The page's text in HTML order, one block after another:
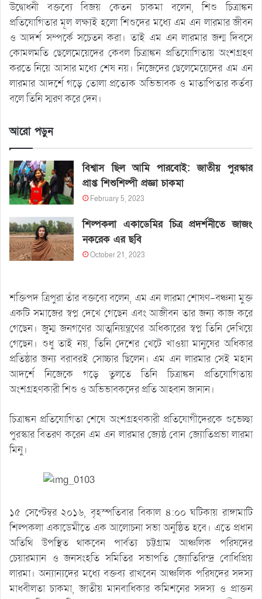
উদ্বোধনী বক্তব্যে বিজয় কেতন চাকমা বলেন, শিশু চিত্রাঙ্কন
প্রতিযোগিতার মূল লক্ষ্যই হলো শিশুদের মধ্যে এম এন লারমার জীবন
ও আদর্শ সম্পর্কে সচেতন করা। তাই এম এন লারমার জন্ম দিবসে
কোমলমতি ছেলেমেয়েদের কেবল চিত্রাঙ্কন প্রতিযোগিতায় অংশগ্রহণ
করতে নিয়ে আসার মধ্যে শেষ নয়। নিজেদের ছেলেমেয়েদের এম এন
লারমার আদর্শে গড়ে তোলা প্রত্যেক অভিভাবক ও মাতাপিতার কর্তব্য
বলে তিনি স্মরণ করে দেন।
আরো পড়ুন
বিশ্বাস ছিল আমি পারবোই: জাতীয় পুরস্কার
প্রাপ্ত শিশুশিল্পী প্রজ্ঞা চাকমা
February 5, 2023
শিল্পকলা একাডেমির চিত্র প্রদর্শনীতে জাজং
নকরেক এর ছবি
October 21, 2023
শক্তিপদ ত্রিপুরা তাঁর বক্তব্যে বলেন, এম এন লারমা শোষণ-বঞ্চনা মুক্ত
একটি সমাজের স্বপ্ন দেখে গেছেন এবং আজীবন তার জন্য কাজ করে
গেছেন। জুম্ম জনগণের আত্মনিয়ন্ত্রণের অধিকারের স্বপ্ন তিনি দেখিয়ে
গেছেন। শুধু তাই নয়, তিনি দেশের খেটে খাওয়া মানুষের অধিকার
প্রতিষ্ঠার জন্য বরাবরই সোচ্চার ছিলেন। এম এন লারমার সেই মহান
আদর্শে নিজেকে গড়ে তুলতে তিনি চিত্রাঙ্কন প্রতিযোগিতায়
অংশগ্রহণকারী শিশু ও অভিভাবকদের প্রতি আহ্বান জানান।
চিত্রাঙ্কন প্রতিযোগিতা শেষে অংশগ্রহণকারী প্রতিযোগীদেরকে শুভেচ্ছা
পুরস্কার বিতরণ করেন এম এন লারমার জ্যেষ্ঠ বোন জ্যোতিপ্রভা লারমা
মিনু।
১৫ সেপ্টেম্বর ২০১৬, বৃহস্পতিবার বিকাল ৪:০০ ঘটিকায় রাঙ্গামাটি
শিল্পকলা একাডেমীতে এক আলোচনা সভা অনুষ্ঠিত হবে। এতে প্রধান
অতিথি উপস্থিত থাকবেন পার্বত্য চট্টগ্রাম আঞ্চলিক পরিষদের
চেয়ারম্যান ও জনসংহতি সমিতির সভাপতি জ্যোতিরিন্দ্র বোধিপ্রিয়
লারমা। অন্যান্যদের মধ্যে বক্তব্য রাখবেন আঞ্চলিক পরিষদের সদস্য
মাধবীলতা চাকমা, জাতীয় মানবাধিকার কমিশনের সদস্য ও প্রাক্তন